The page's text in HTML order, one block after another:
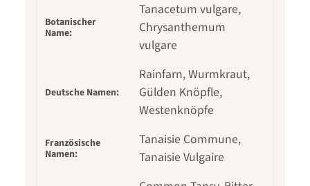
Botanischer
Name:
Tanacetum vulgare,
Chrysanthemum
vulgare
Deutsche Namen:
Rainfarn, Wurmkraut,
Gülden Knöpfle,
Westenknöpfe
Französische
Namen:
Tanaisie Commune,
Tanaisie Vulgaire